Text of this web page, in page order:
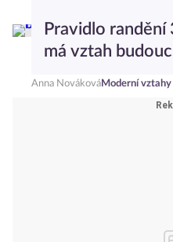
Pravidlo randění
má vztah
Anna NovákováModerní vztahy